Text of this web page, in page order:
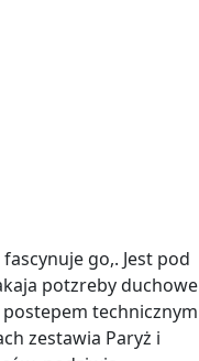
go,. Jest pod
potzreby duchowe
technicznym
zestawia Paryż i